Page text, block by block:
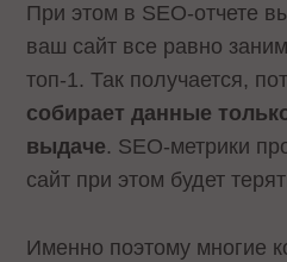
При этом в SEO-отчете
ваш сайт все равно
топ-1. Так получается,
собирает данные
выдаче. SEO-метрики
сайт при этом будет
Именно поэтому многие